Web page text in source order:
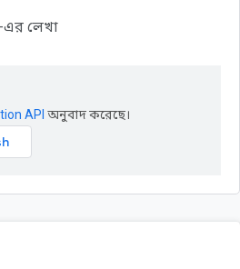
এর লেখা
API অনুবাদ করেছে।